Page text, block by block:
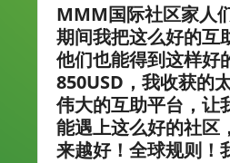
MMM国际社区家人
期间我把这么好的互
他们也能得到这样好
850USD，我收获的
伟大的互助平台，让
能遇上这么好的社区
来越好！全球规则！